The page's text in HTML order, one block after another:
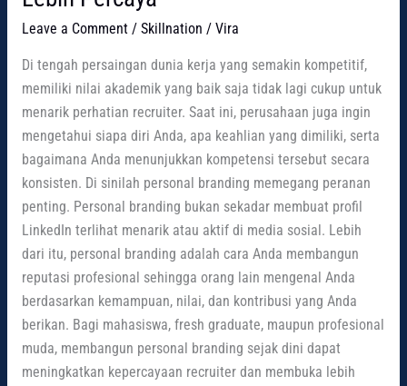
Leave a Comment / Skillnation / Vira
Di tengah persaingan dunia kerja yang semakin kompetitif,
memiliki nilai akademik yang baik saja tidak lagi cukup untuk
menarik perhatian recruiter. Saat ini, perusahaan juga ingin
mengetahui siapa diri Anda, apa keahlian yang dimiliki, serta
bagaimana Anda menunjukkan kompetensi tersebut secara
konsisten. Di sinilah personal branding memegang peranan
penting. Personal branding bukan sekadar membuat profil
LinkedIn terlihat menarik atau aktif di media sosial. Lebih
dari itu, personal branding adalah cara Anda membangun
reputasi profesional sehingga orang lain mengenal Anda
berdasarkan kemampuan, nilai, dan kontribusi yang Anda
berikan. Bagi mahasiswa, fresh graduate, maupun profesional
muda, membangun personal branding sejak dini dapat
meningkatkan kepercayaan recruiter dan membuka lebih